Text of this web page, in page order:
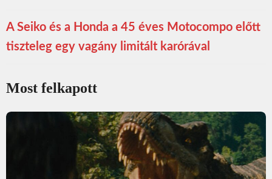
A Seiko és a Honda a 45 éves Motocompo előtt
tiszteleg egy vagány limitált karórával
Most felkapott